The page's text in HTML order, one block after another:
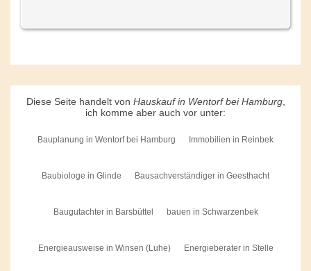
Diese Seite handelt von Hauskauf in Wentorf bei Hamburg,
ich komme aber auch vor unter:
Bauplanung in Wentorf bei Hamburg Immobilien in Reinbek
Baubiologe in Glinde Bausachverständiger in Geesthacht
Baugutachter in Barsbüttel bauen in Schwarzenbek
Energieausweise in Winsen (Luhe) Energieberater in Stelle